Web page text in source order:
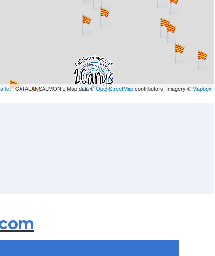
| CATALANSALMON :: Map data ©OpenStreetMapcontributors, Imagery ©Mapbox